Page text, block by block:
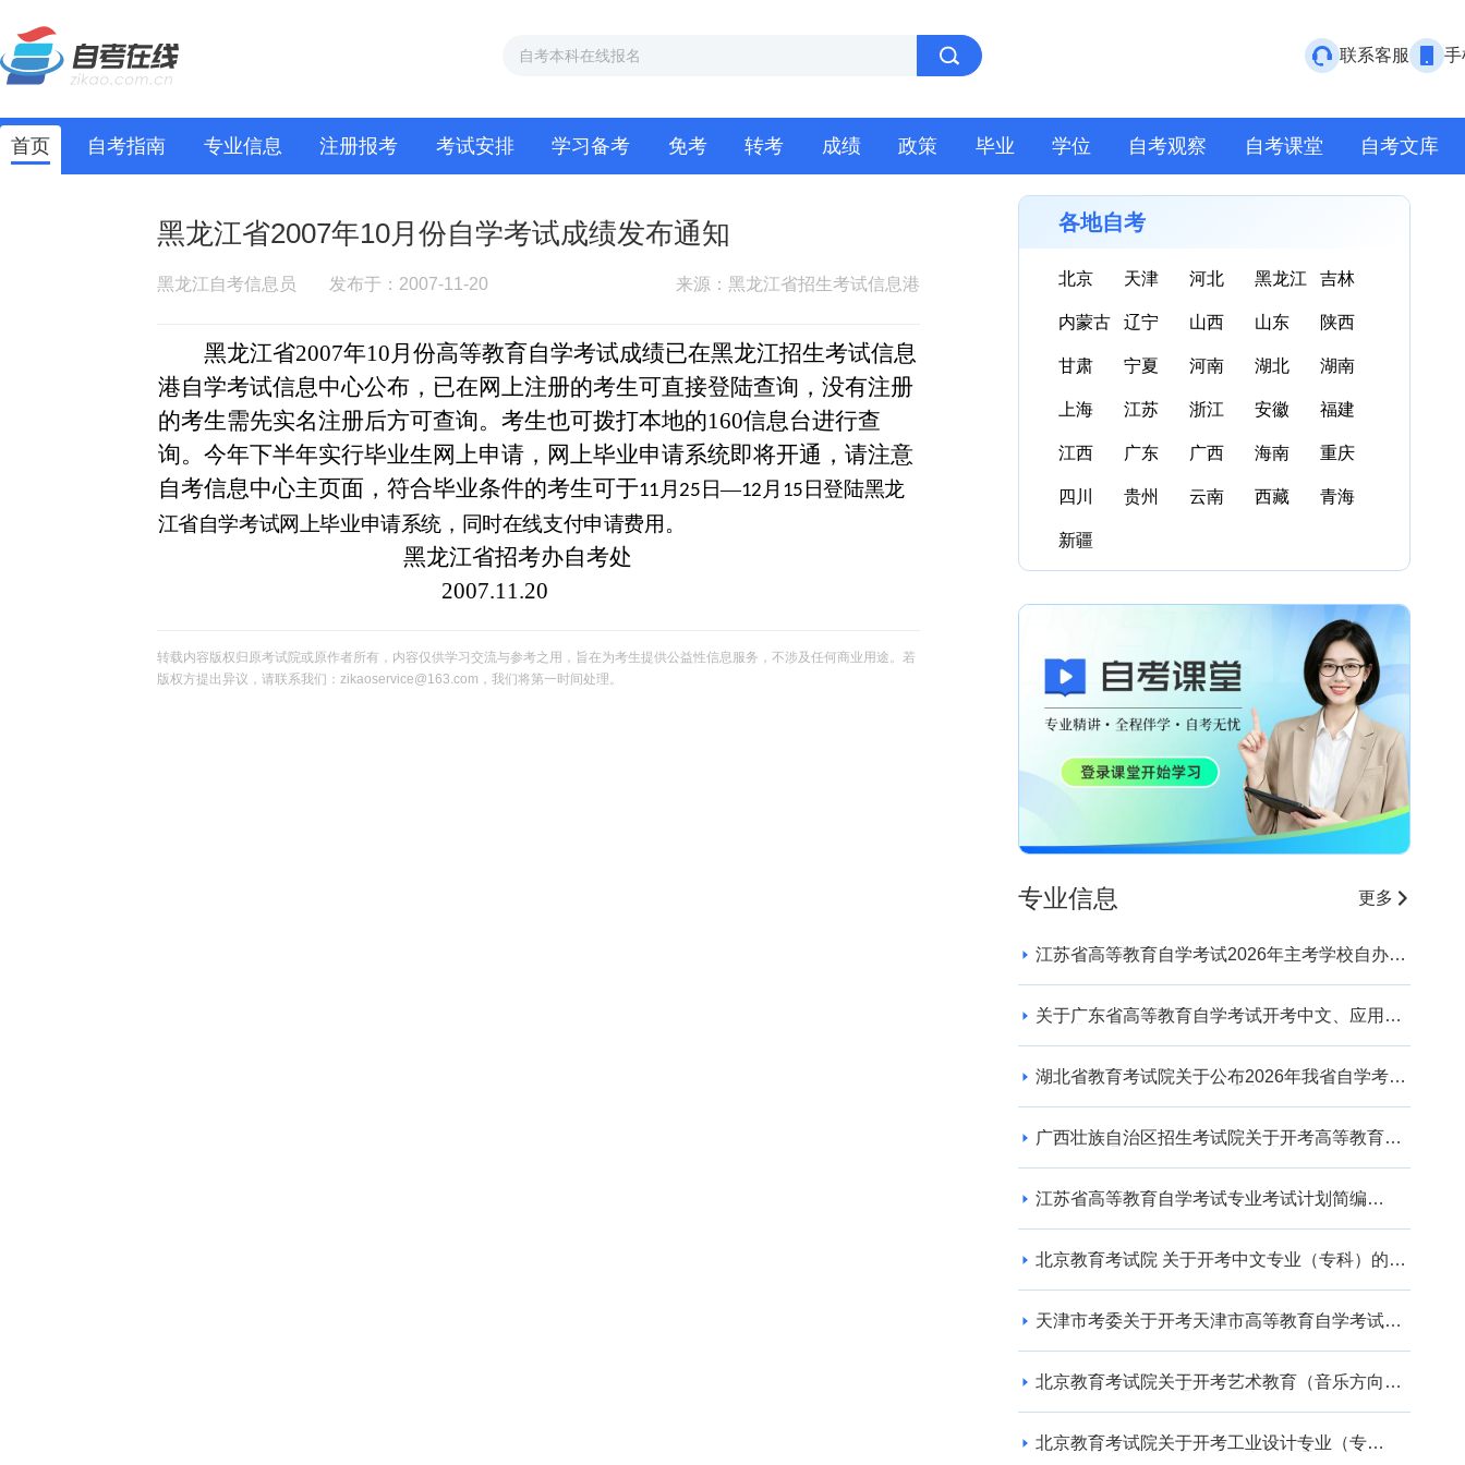
联系客服 手
首页 自考指南 专业信息 注册报考 考试安排 学习备考 免考 转考 成绩 政策 毕业 学位 自考观察 自考课堂 自考文库
黑龙江省2007年10月份自学考试成绩发布通知
黑龙江自考信息员 发布于：2007-11-20 来源：黑龙江省招生考试信息港
黑龙江省2007年10月份高等教育自学考试成绩已在黑龙江招生考试信息
港自学考试信息中心公布，已在网上注册的考生可直接登陆查询，没有注册
的考生需先实名注册后方可查询。考生也可拨打本地的160信息台进行查
询。今年下半年实行毕业生网上申请，网上毕业申请系统即将开通，请注意
自考信息中心主页面，符合毕业条件的考生可于11 月 25 日—12 月 15 日登陆黑龙
江省自学考试网上毕业申请系统，同时在线支付申请费用。
黑龙江省招考办自考处
2007.11.20
转载内容版权归原考试院或原作者所有，内容仅供学习交流与参考之用，旨在为考生提供公益性信息服务，不涉及任何商业用途。若
版权方提出异议，请联系我们：zikaoservice@163.com，我们将第一时间处理。
各地自考
北京 天津 河北 黑龙江 吉林
内蒙古 辽宁 山西 山东 陕西
甘肃 宁夏 河南 湖北 湖南
上海 江苏 浙江 安徽 福建
江西 广东 广西 海南 重庆
四川 贵州 云南 西藏 青海
新疆
专业信息 更多
江苏省高等教育自学考试2026年主考学校自办助
关于广东省高等教育自学考试开考中文、应用英
湖北省教育考试院关于公布2026年我省自学考试
广西壮族自治区招生考试院关于开考高等教育自
江苏省高等教育自学考试专业考试计划简编
北京教育考试院 关于开考中文专业（专科）的通
天津市考委关于开考天津市高等教育自学考试电
北京教育考试院关于开考艺术教育（音乐方向）
北京教育考试院关于开考工业设计专业（专